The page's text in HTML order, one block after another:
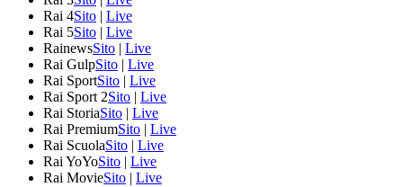
Rai 4Sito | Live
Rai 5Sito | Live
RainewsSito | Live
Rai GulpSito | Live
Rai SportSito | Live
Rai Sport 2Sito | Live
Rai StoriaSito | Live
Rai PremiumSito | Live
Rai ScuolaSito | Live
Rai YoYoSito | Live
Rai MovieSito | Live